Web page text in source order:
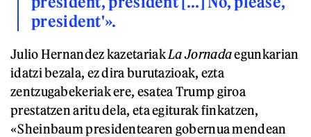
president'».
Julio Hernandez kazetariakLa Jornadaegunkarian
idatzi bezala, ez dira burutazioak, ezta
zentzugabekeriak ere, esatea Trump giroa
prestatzen aritu dela, eta egiturak finkatzen,
«Sheinbaum presidentearen gobernua mendean